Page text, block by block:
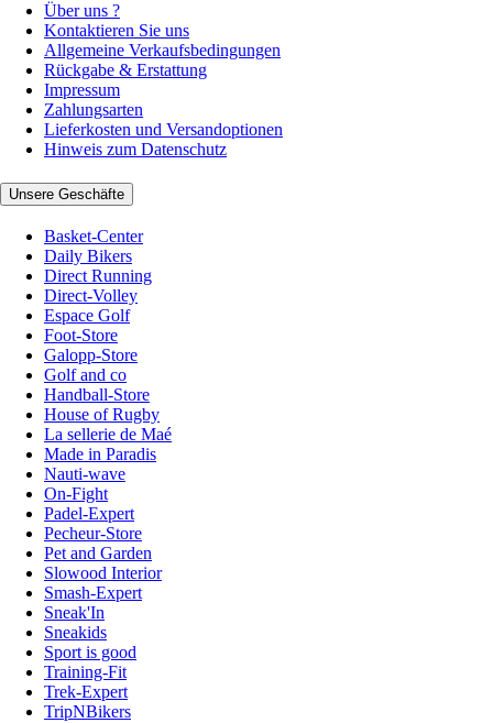
Über uns ?
Kontaktieren Sie uns
Allgemeine Verkaufsbedingungen
Rückgabe & Erstattung
Impressum
Zahlungsarten
Lieferkosten und Versandoptionen
Hinweis zum Datenschutz
Unsere Geschäfte
Basket-Center
Daily Bikers
Direct Running
Direct-Volley
Espace Golf
Foot-Store
Galopp-Store
Golf and co
Handball-Store
House of Rugby
La sellerie de Maé
Made in Paradis
Nauti-wave
On-Fight
Padel-Expert
Pecheur-Store
Pet and Garden
Slowood Interior
Smash-Expert
Sneak'In
Sneakids
Sport is good
Training-Fit
Trek-Expert
TripNBikers